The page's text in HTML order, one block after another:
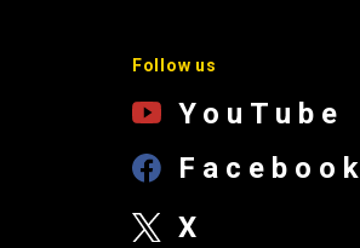
Follow us
YouTube
Facebook
X